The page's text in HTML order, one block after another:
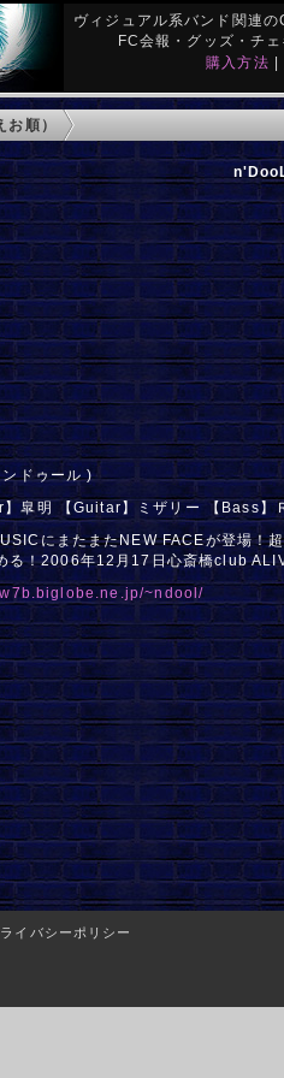
ヴィジュアル系バンド関連
FC会報・グッズ・チ
購入方法 |
順）
ドゥール )
】皐明 【Guitar】ミザリー 【Bass】
にまたまたNEW FACEが登場！
る！2006年12月17日心斎橋club
~ndool/
イバシーポリシー